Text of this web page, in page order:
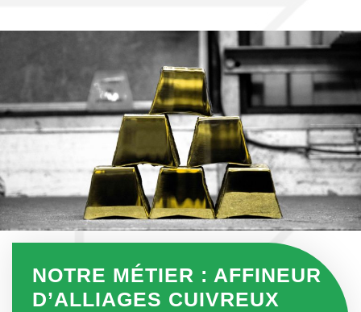
NOTRE MÉTIER : AFFINEUR
D’ALLIAGES CUIVREUX